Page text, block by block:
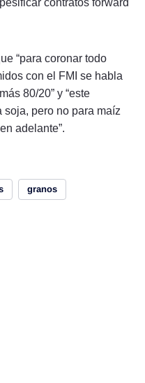
contratos forward
“para coronar todo
con el FMI se habla
80/20” y “este
pero no para maíz
adelante”.
granos